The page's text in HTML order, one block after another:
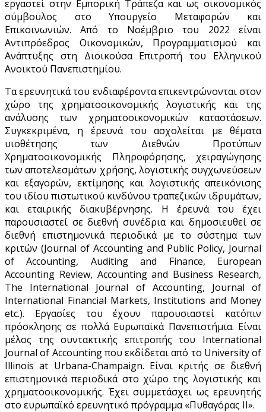
εργαστεί στην Εμπορική Τράπεζα και ως οικονομικός
σύμβουλος στο Υπουργείο Μεταφορών και
Επικοινωνιών. Από το Νοέμβριο του 2022 είναι
Αντιπρόεδρος Οικονομικών, Προγραμματισμού και
Ανάπτυξης στη Διοικούσα Επιτροπή του Ελληνικού
Ανοικτού Πανεπιστημίου.
Τα ερευνητικά του ενδιαφέροντα επικεντρώνονται στον
χώρο της χρηματοοικονομικής λογιστικής και της
ανάλυσης των χρηματοοικονομικών καταστάσεων.
Συγκεκριμένα, η έρευνά του ασχολείται με θέματα
υιοθέτησης των Διεθνών Προτύπων
Χρηματοοικονομικής Πληροφόρησης, χειραγώγησης
των αποτελεσμάτων χρήσης, λογιστικής συγχωνεύσεων
και εξαγορών, εκτίμησης και λογιστικής απεικόνισης
του ιδίου πιστωτικού κινδύνου τραπεζικών ιδρυμάτων,
και εταιρικής διακυβέρνησης. Η έρευνά του έχει
παρουσιαστεί σε διεθνή συνέδρια και δημοσιευθεί σε
διεθνή επιστημονικά περιοδικά με το σύστημα των
κριτών (Journal of Accounting and Public Policy, Journal
of Accounting, Auditing and Finance, European
Accounting Review, Accounting and Business Research,
The International Journal of Accounting, Journal of
International Financial Markets, Institutions and Money
etc.). Εργασίες του έχουν παρουσιαστεί κατόπιν
πρόσκλησης σε πολλά Ευρωπαϊκά Πανεπιστήμια. Είναι
μέλος της συντακτικής επιτροπής του International
Journal of Accounting που εκδίδεται από το University of
Illinois at Urbana-Champaign. Είναι κριτής σε διεθνή
επιστημονικά περιοδικά στο χώρο της λογιστικής και
χρηματοοικονομικής. Έχει συμμετάσχει ως ερευνητής
στο ευρωπαϊκό ερευνητικό πρόγραμμα «Πυθαγόρας ΙΙ».